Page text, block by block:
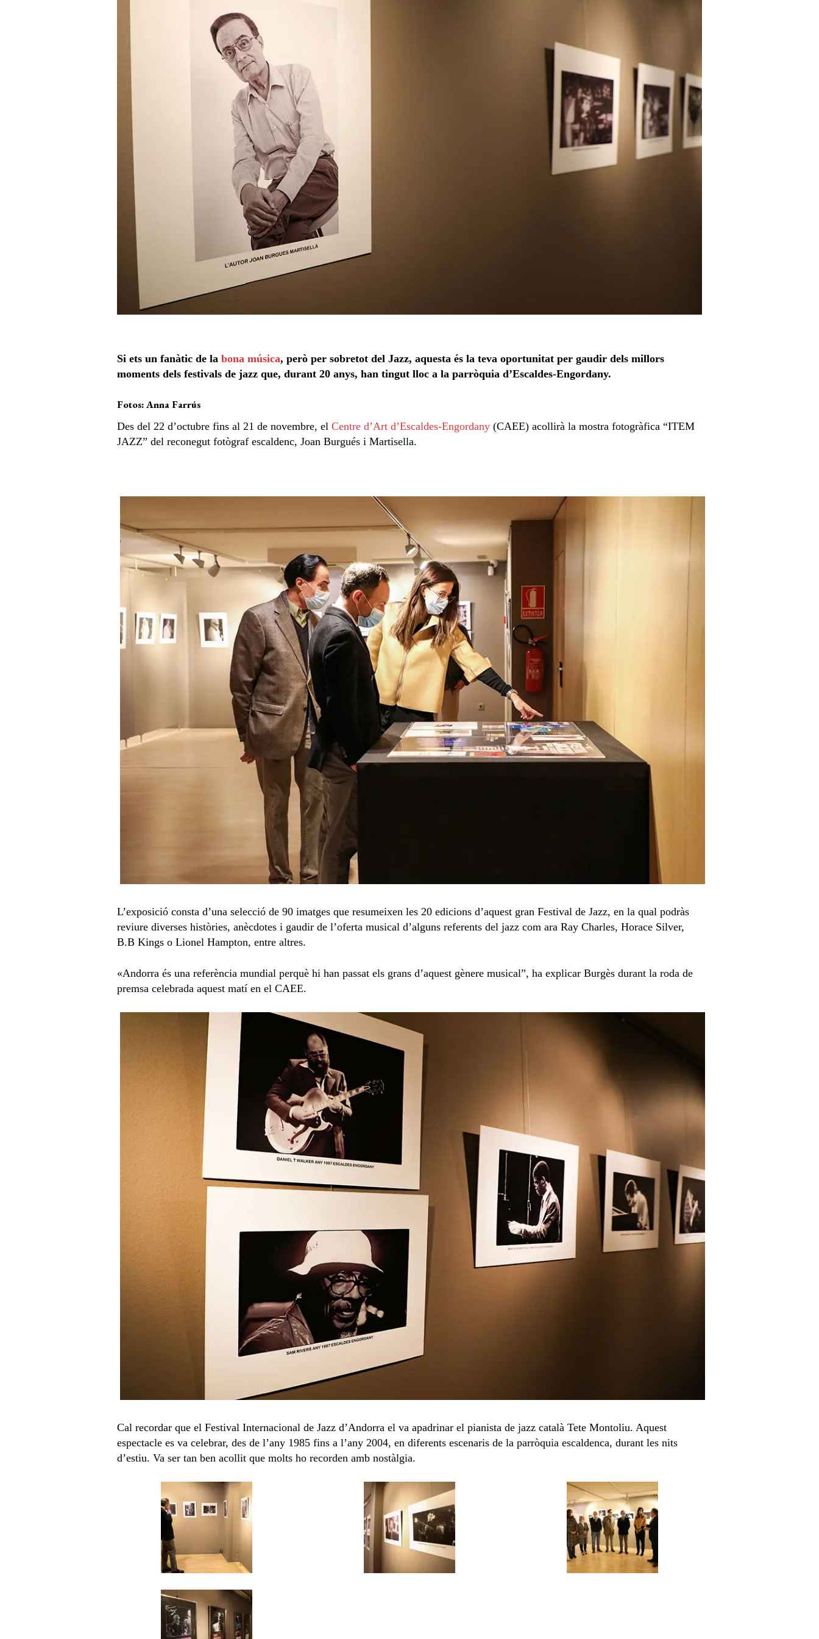
Si ets un fanàtic de la bona música, però per sobretot del Jazz, aquesta és la teva oportunitat per gaudir dels millors
moments dels festivals de jazz que, durant 20 anys, han tingut lloc a la parròquia d’Escaldes-Engordany.
Fotos: Anna Farrús
Des del 22 d’octubre fins al 21 de novembre, el Centre d’Art d’Escaldes-Engordany (CAEE) acollirà la mostra fotogràfica “ITEM
JAZZ” del reconegut fotògraf escaldenc, Joan Burgués i Martisella.
L’exposició consta d’una selecció de 90 imatges que resumeixen les 20 edicions d’aquest gran Festival de Jazz, en la qual podràs
reviure diverses històries, anècdotes i gaudir de l’oferta musical d’alguns referents del jazz com ara Ray Charles, Horace Silver,
B.B Kings o Lionel Hampton, entre altres.
«Andorra és una referència mundial perquè hi han passat els grans d’aquest gènere musical”, ha explicar Burgès durant la roda de
premsa celebrada aquest matí en el CAEE.
Cal recordar que el Festival Internacional de Jazz d’Andorra el va apadrinar el pianista de jazz català Tete Montoliu. Aquest
espectacle es va celebrar, des de l’any 1985 fins a l’any 2004, en diferents escenaris de la parròquia escaldenca, durant les nits
d’estiu. Va ser tan ben acollit que molts ho recorden amb nostàlgia.